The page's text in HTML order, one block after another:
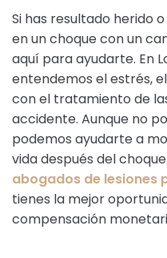
Si has resultado herido
en un choque con un
aquí para ayudarte. En
entendemos el estrés,
con el tratamiento de
accidente. Aunque no
podemos ayudarte a
vida después del
abogados de lesiones
tienes la mejor
compensación